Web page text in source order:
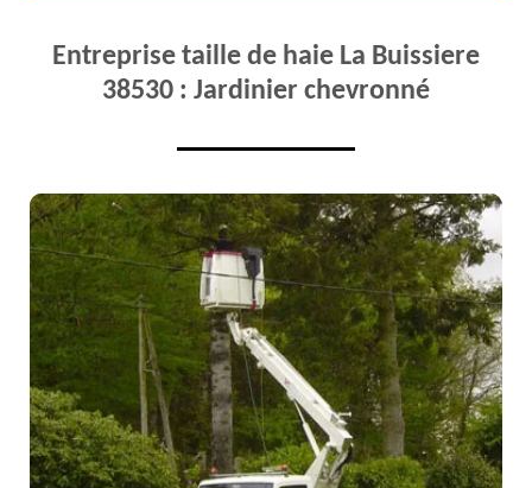
Entreprise taille de haie La Buissiere
38530 : Jardinier chevronné